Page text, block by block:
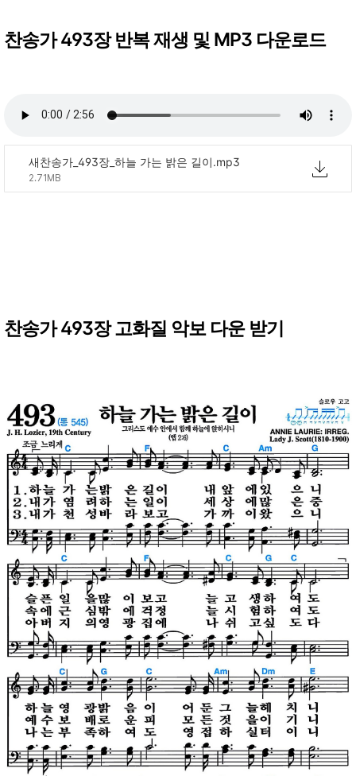
찬송가 493장 반복 재생 및 MP3 다운로드
새찬송가_493장_하늘 가는 밝은 길이.mp3
2.71MB
찬송가 493장 고화질 악보 다운 받기